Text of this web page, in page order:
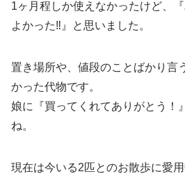
1ヶ月程しか使えなかったけど、
よかった‼︎』と思いました。
置き場所や、値段のことばかり言
かった代物です。
娘に『買ってくれてありがとう！
ね。
現在は今いる2匹とのお散歩に愛用